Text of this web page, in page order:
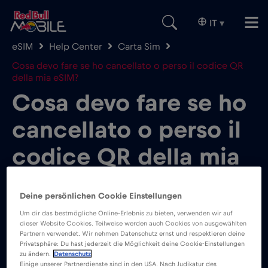
IT ▾
eSIM Help Center
Carta Sim
Cosa devo fare se ho cancellato o perso il codice QR
della mia eSIM?
Cosa devo fare se ho
cancellato o perso il
codice QR della mia
Se non riesci a trovare il tuo codice QR o lo hai
Deine persönlichen Cookie Einstellungen
Um dir das bestmögliche Online-Erlebnis zu bieten, verwenden wir auf
dieser Website Cookies. Teilweise werden auch Cookies von ausgewählten
Partnern verwendet. Wir nehmen Datenschutz ernst und respektieren deine
Privatsphäre: Du hast jederzeit die Möglichkeit deine Cookie-Einstellungen
zu ändern.
Datenschutz
Einige unserer Partnerdienste sind in den USA. Nach Judikatur des